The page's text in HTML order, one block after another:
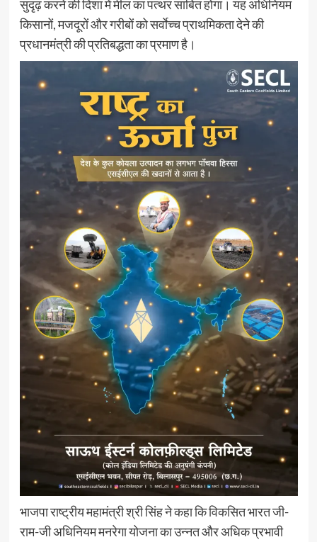
सुदृढ़ करने की दिशा में मील का पत्थर साबित होगा। यह अधिनियम
किसानों, मजदूरों और गरीबों को सर्वाेच्च प्राथमिकता देने की
प्रधानमंत्री की प्रतिबद्धता का प्रमाण है।
भाजपा राष्ट्रीय महामंत्री श्री सिंह ने कहा कि विकसित भारत जी-
राम-जी अधिनियम मनरेगा योजना का उन्नत और अधिक प्रभावी